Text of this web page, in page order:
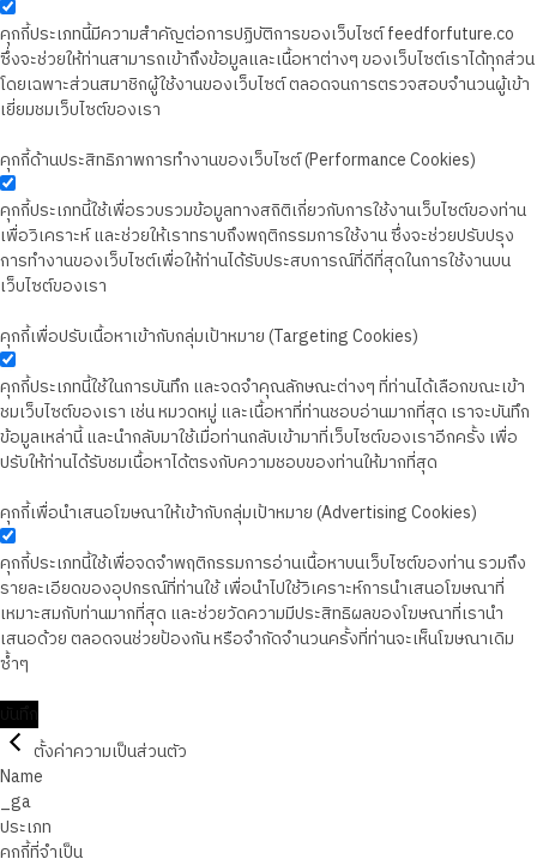
คุกกี้ประเภทนี้มีความสำคัญต่อการปฏิบัติการของเว็บไซต์ feedforfuture.co
ซึ่งจะช่วยให้ท่านสามารถเข้าถึงข้อมูลและเนื้อหาต่างๆ ของเว็บไซต์เราได้ทุกส่วน
โดยเฉพาะส่วนสมาชิกผู้ใช้งานของเว็บไซต์ ตลอดจนการตรวจสอบจำนวนผู้เข้า
เยี่ยมชมเว็บไซต์ของเรา
คุกกี้ด้านประสิทธิภาพการทำงานของเว็บไซต์ (Performance Cookies)
คุกกี้ประเภทนี้ใช้เพื่อรวบรวมข้อมูลทางสถิติเกี่ยวกับการใช้งานเว็บไซต์ของท่าน
เพื่อวิเคราะห์ และช่วยให้เราทราบถึงพฤติกรรมการใช้งาน ซึ่งจะช่วยปรับปรุง
การทำงานของเว็บไซต์เพื่อให้ท่านได้รับประสบการณ์ที่ดีที่สุดในการใช้งานบน
เว็บไซต์ของเรา
คุกกี้เพื่อปรับเนื้อหาเข้ากับกลุ่มเป้าหมาย (Targeting Cookies)
คุกกี้ประเภทนี้ใช้ในการบันทึก และจดจำคุณลักษณะต่างๆ ที่ท่านได้เลือกขณะเข้า
ชมเว็บไซต์ของเรา เช่น หมวดหมู่ และเนื้อหาที่ท่านชอบอ่านมากที่สุด เราจะบันทึก
ข้อมูลเหล่านี้ และนำกลับมาใช้เมื่อท่านกลับเข้ามาที่เว็บไซต์ของเราอีกครั้ง เพื่อ
ปรับให้ท่านได้รับชมเนื้อหาได้ตรงกับความชอบของท่านให้มากที่สุด
คุกกี้เพื่อนำเสนอโฆษณาให้เข้ากับกลุ่มเป้าหมาย (Advertising Cookies)
คุกกี้ประเภทนี้ใช้เพื่อจดจำพฤติกรรมการอ่านเนื้อหาบนเว็บไซต์ของท่าน รวมถึง
รายละเอียดของอุปกรณ์ที่ท่านใช้ เพื่อนำไปใช้วิเคราะห์การนำเสนอโฆษณาที่
เหมาะสมกับท่านมากที่สุด และช่วยวัดความมีประสิทธิผลของโฆษณาที่เรานำ
เสนอด้วย ตลอดจนช่วยป้องกัน หรือจำกัดจำนวนครั้งที่ท่านจะเห็นโฆษณาเดิม
ซ้ำๆ
ตั้งค่าความเป็นส่วนตัว
Name
_ga
ประเภท
คุกกี้ที่จำเป็น